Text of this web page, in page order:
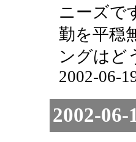
ニーズで
勤を平穏
ングはど
2002-06-
2002-